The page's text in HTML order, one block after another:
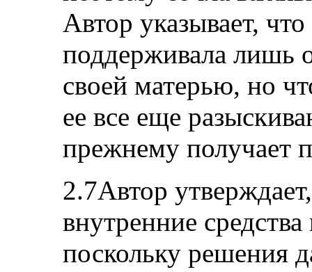
Автор указывает,
поддерживала лишь
своей матерью, но
ее все еще
прежнему получает
2.7Автор
внутренние
поскольку решения